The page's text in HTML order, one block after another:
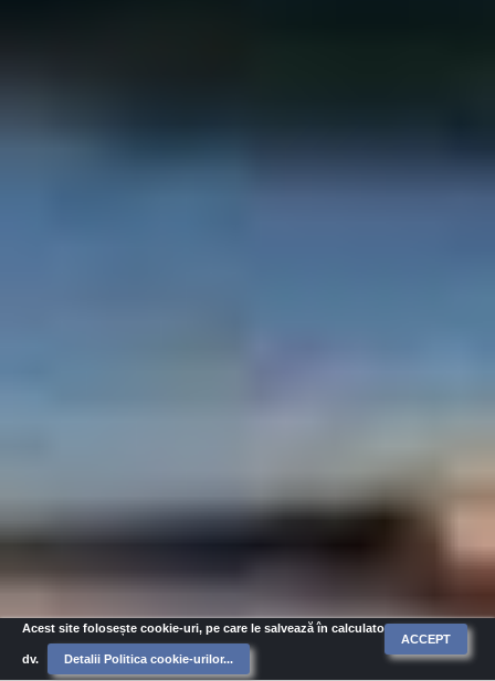
Acest site folosește cookie-uri, pe care le salvează în calculatorul
dv. Detalii Politica cookie-urilor...
ACCEPT